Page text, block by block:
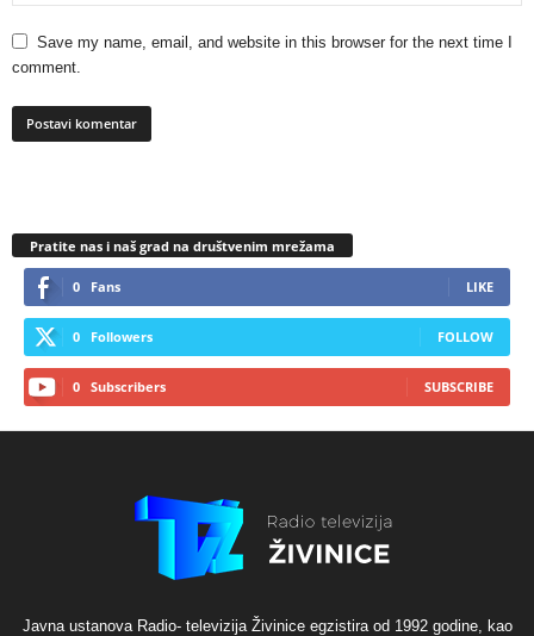
Save my name, email, and website in this browser for the next time I
comment.
Pratite nas i naš grad na društvenim mrežama
0 Fans LIKE
0 Followers FOLLOW
0 Subscribers SUBSCRIBE
Javna ustanova Radio- televizija Živinice egzistira od 1992 godine, kao